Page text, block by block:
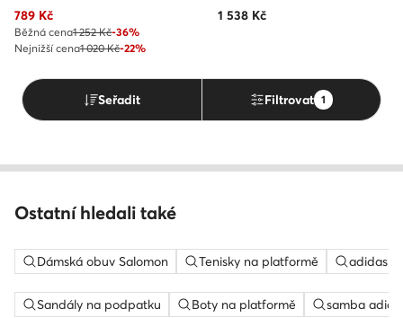
Aktuální cena
789 Kč
Běžná cena1 252 Kč-36%
Nejnižší cena1 020 Kč-22%
1 538 Kč
Seřadit Filtrovat 1
Ostatní hledali také
Dámská obuv Salomon Tenisky na platformě adidas
Sandály na podpatku Boty na platformě samba